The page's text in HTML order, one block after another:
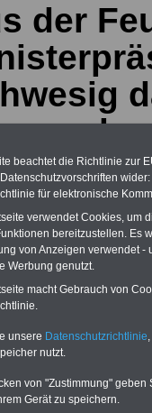
der
Neu aufgelegt: März 2025
beachtet die Richtlinie zur
für elektronische
verwendet Cookies, um
bereitzustellen. Es
von Anzeigen verwendet
Werbung genutzt.
macht Gebrauch von
unsere Datenschutzrichtlinie
nutzt.
von "Zustimmung"
Gerät zu speichern.